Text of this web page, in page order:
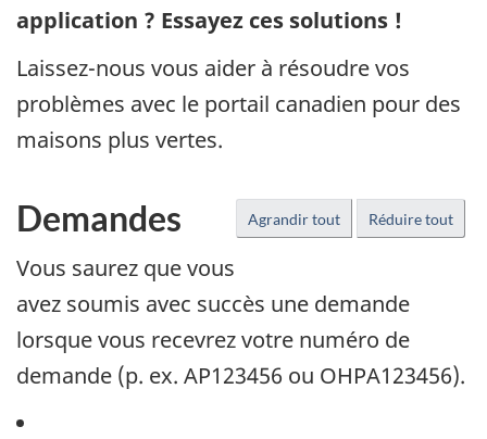
application ? Essayez ces solutions !
Laissez-nous vous aider à résoudre vos
problèmes avec le portail canadien pour des
maisons plus vertes.
Agrandir tout Réduire tout
Demandes
Vous saurez que vous
avez soumis avec succès une demande
lorsque vous recevrez votre numéro de
demande (p. ex. AP123456 ou OHPA123456).